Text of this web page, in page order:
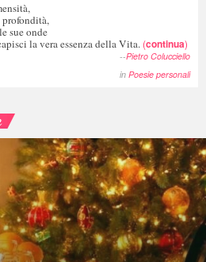
sue onde
la vera essenza della Vita. (continua)
--Pietro Colucciello
in Poesie personali